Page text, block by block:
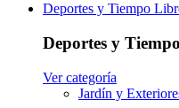
Deportes y Tiempo
Deportes y
Ver categoría
Jardín y